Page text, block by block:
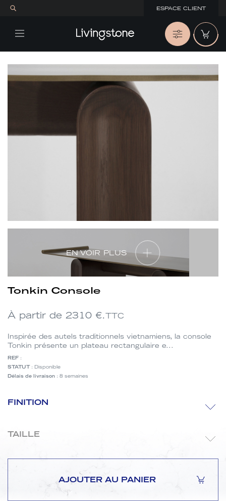
ESPACE CLIENT
EN VOIR PLUS
Tonkin Console
À partir de 2310 €.TTC
Inspirée des autels traditionnels vietnamiens, la console
Tonkin présente un plateau rectangulaire e...
REF :
STATUT: Disponible
Délais de livraison : 8 semaines
Finition
FINITION
Taille
TAILLE
AJOUTER AU PANIER